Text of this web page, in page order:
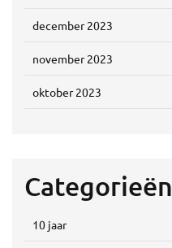
december 2023
november 2023
oktober 2023
Categorieën
10 jaar